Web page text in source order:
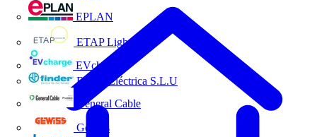
EPLAN
ETAP Lighting
EVcharge
Finder Eléctrica S.L.U
General Cable
Gewiss